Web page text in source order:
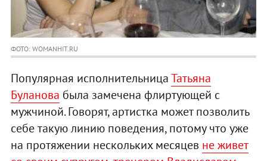
ФОТО: WOMANHIT.RU
Популярная исполнительницаТатьяна
Буланова была замечена флиртующей с
мужчиной. Говорят, артистка может позволить
себе такую линию поведения, потому что уже
на протяжении нескольких месяцев не живет